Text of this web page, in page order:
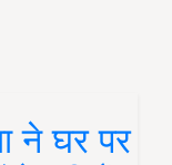
ने घर पर